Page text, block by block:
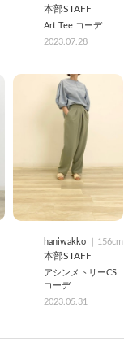
本部STAFF
Art Tee コーデ
2023.07.28
haniwakko ｜156cm
本部STAFF
アシンメトリーCS
コーデ
2023.05.31